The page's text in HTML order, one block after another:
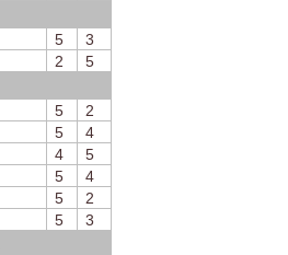
5
3
2
5
5
2
5
4
4
5
5
4
5
2
5
3